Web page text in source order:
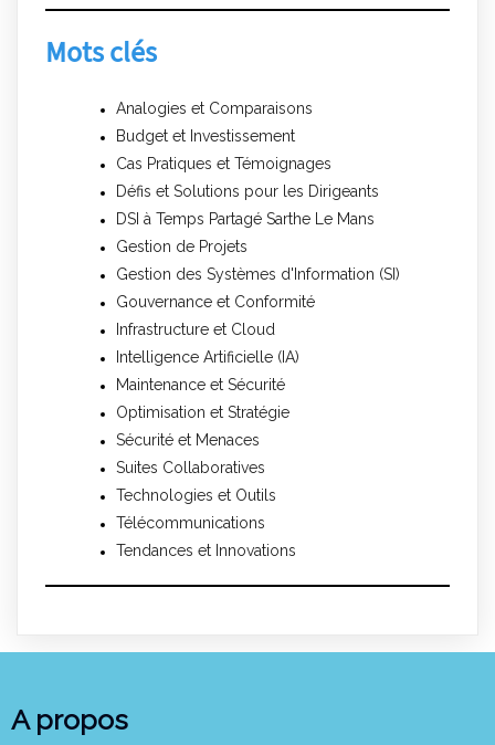
Mots clés
Analogies et Comparaisons
Budget et Investissement
Cas Pratiques et Témoignages
Défis et Solutions pour les Dirigeants
DSI à Temps Partagé Sarthe Le Mans
Gestion de Projets
Gestion des Systèmes d'Information (SI)
Gouvernance et Conformité
Infrastructure et Cloud
Intelligence Artificielle (IA)
Maintenance et Sécurité
Optimisation et Stratégie
Sécurité et Menaces
Suites Collaboratives
Technologies et Outils
Télécommunications
Tendances et Innovations
A propos